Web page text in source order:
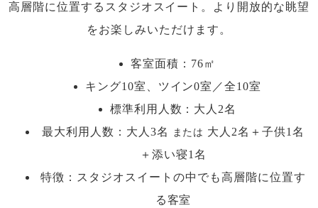
高層階に位置するスタジオスイート。より開放的な眺望
をお楽しみいただけます。
客室面積：76㎡
キング10室、ツイン0室／全10室
標準利用人数： 大人2名
最大利用人数： 大人3名 または 大人2名＋子供1名
＋添い寝1名
特徴：スタジオスイートの中でも高層階に位置す
る客室